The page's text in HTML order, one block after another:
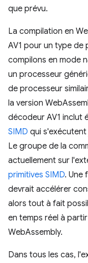
que prévu.
La compilation en
AV1 pour un type de
compilons en mode
un processeur
de processeur
la version
décodeur AV1 inclut
SIMD qui
Le groupe de la
actuellement sur
primitives SIMD. Une
devrait accélérer
alors tout à fait
en temps réel à
WebAssembly.
Dans tous les cas,